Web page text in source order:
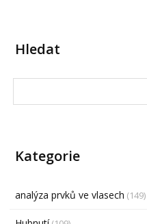
Hledat
Kategorie
analýza prvků ve vlasech (149)